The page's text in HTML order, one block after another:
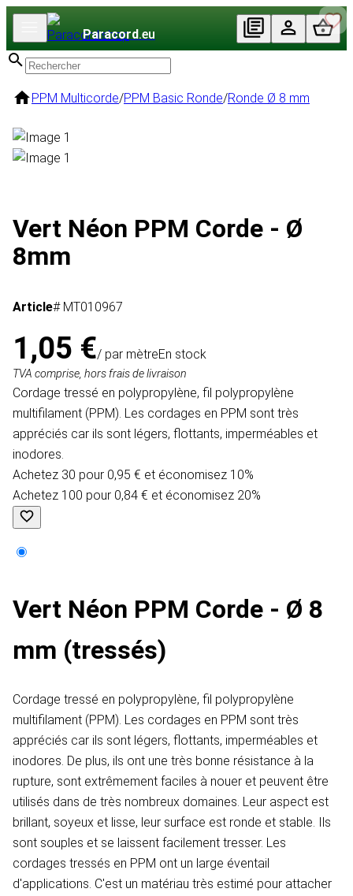
Paracord.eu
PPM Multicorde/PPM Basic Ronde/Ronde Ø 8 mm
Vert Néon PPM Corde - Ø
8mm
Article# MT010967
1,05 €/ par mètreEn stock
TVA comprise, hors frais de livraison
Cordage tressé en polypropylène, fil polypropylène
multifilament (PPM). Les cordages en PPM sont très
appréciés car ils sont légers, flottants, imperméables et
inodores.
Achetez 30 pour 0,95 € et économisez 10%
Achetez 100 pour 0,84 € et économisez 20%
Vert Néon PPM Corde - Ø 8
mm (tressés)
Cordage tressé en polypropylène, fil polypropylène
multifilament (PPM). Les cordages en PPM sont très
appréciés car ils sont légers, flottants, imperméables et
inodores. De plus, ils ont une très bonne résistance à la
rupture, sont extrêmement faciles à nouer et peuvent être
utilisés dans de très nombreux domaines. Leur aspect est
brillant, soyeux et lisse, leur surface est ronde et stable. Ils
sont souples et se laissent facilement tresser. Les
cordages tressés en PPM ont un large éventail
d'applications. C'est un matériau très estimé pour attacher